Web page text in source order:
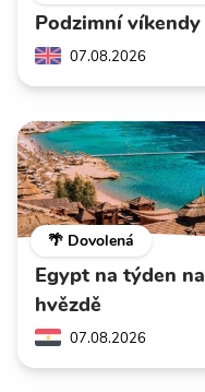
Podzimní
07.08.2026
🌴 Dovolená
Egypt na týden
hvězdě
07.08.2026